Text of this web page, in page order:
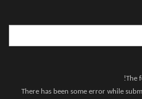
The
There has been some error while